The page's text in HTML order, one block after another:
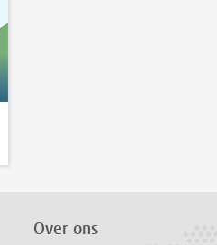
Over ons